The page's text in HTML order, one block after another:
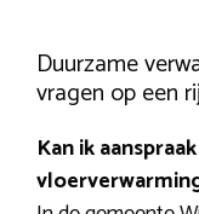
Duurzame
vragen op een rij
Kan ik